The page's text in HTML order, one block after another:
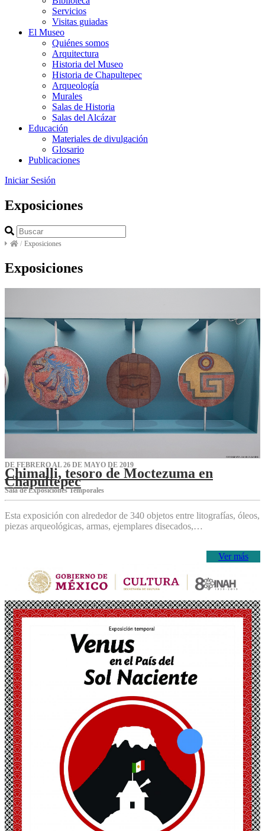
Servicios
Visitas guiadas
El Museo
Quiénes somos
Arquitectura
Historia del Museo
Historia de Chapultepec
Arqueología
Murales
Salas de Historia
Salas del Alcázar
Educación
Materiales de divulgación
Glosario
Publicaciones
Iniciar Sesión
Exposiciones
/ Exposiciones
Exposiciones
DE FEBRERO AL 26 DE MAYO DE 2019
Chimalli, tesoro de Moctezuma en
Chapultepec
Sala de Exposiciones Temporales
Esta exposición con alrededor de 340 objetos entre litografías, óleos,
piezas arqueológicas, armas, ejemplares disecados,…
Ver más